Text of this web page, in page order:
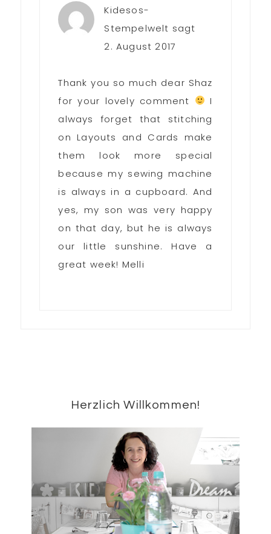
Kidesos-
Stempelwelt sagt
2. August 2017
Thank you so much dear Shaz
for your lovely comment
I
always forget that stitching
on Layouts and Cards make
them look more special
because my sewing machine
is always in a cupboard. And
yes, my son was very happy
on that day, but he is always
our little sunshine. Have a
great week! Melli
Herzlich Willkommen!